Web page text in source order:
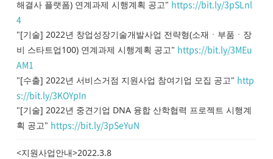
해결사 플랫폼) 연계과제 시행계획 공고" https://bit.ly/3pSLnl
4
"[기술] 2022년 창업성장기술개발사업 전략형(소재ㆍ부품ㆍ장
비 스타트업100) 연계과제 시행계획 공고" https://bit.ly/3MEu
AM1
"[수출] 2022년 서비스거점 지원사업 참여기업 모집 공고" http
s://bit.ly/3KOYpIn
"[기술] 2022년 중견기업 DNA 융합 산학협력 프로젝트 시행계
획 공고" https://bit.ly/3pSeYuN
<지원사업안내>2022.3.8